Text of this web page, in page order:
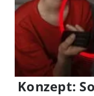
Konzept: